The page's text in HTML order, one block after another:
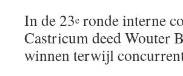
In de 23e ronde interne
Castricum deed Wouter
winnen terwijl